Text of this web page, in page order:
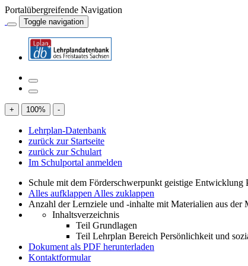
Portalübergreifende Navigation
Toggle navigation
+ 100% -
Lehrplan-Datenbank
zurück zur Startseite
zurück zur Schulart
Im Schulportal anmelden
Schule mit dem Förderschwerpunkt geistige Entwicklung
Alles aufklappen Alles zuklappen
Anzahl der Lernziele und -inhalte mit Materialien aus der
Inhaltsverzeichnis
Teil Grundlagen
Teil Lehrplan Bereich Persönlichkeit und
Dokument als PDF herunterladen
Kontaktformular